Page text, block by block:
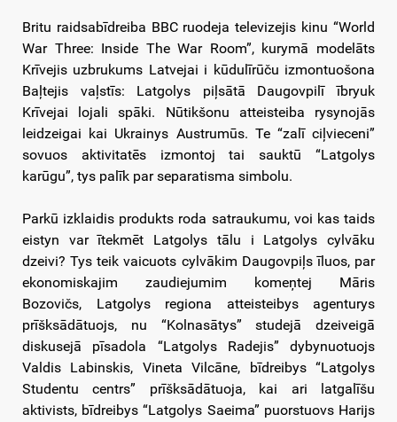
Britu raidsabīdreiba BBC ruodeja televizejis kinu “World
War Three: Inside The War Room”, kurymā modelāts
Krīvejis uzbrukums Latvejai i kūdulīrūču izmontuošona
Baļtejis vaļstīs: Latgolys piļsātā Daugovpilī ībryuk
Krīvejai lojali spāki. Nūtikšonu atteisteiba rysynojās
leidzeigai kai Ukrainys Austrumūs. Te “zalī ciļvieceni”
sovuos aktivitatēs izmontoj tai sauktū “Latgolys
karūgu”, tys palīk par separatisma simbolu.
Parkū izklaidis produkts roda satraukumu, voi kas taids
eistyn var ītekmēt Latgolys tālu i Latgolys cylvāku
dzeivi? Tys teik vaicuots cylvākim Daugovpiļs īluos, par
ekonomiskajim zaudiejumim komeņtej Māris
Bozovičs, Latgolys regiona atteisteibys agenturys
prīšksādātuojs, nu “Kolnasātys” studejā dzeiveigā
diskusejā pīsadola “Latgolys Radejis” dybynuotuojs
Valdis Labinskis, Vineta Vilcāne, bīdreibys “Latgolys
Studentu centrs” prīšksādātuoja, kai ari latgalīšu
aktivists, bīdreibys “Latgolys Saeima” puorstuovs Harijs